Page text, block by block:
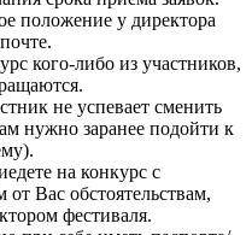
положение у директора
кого-либо из участников,
не успевает сменить
нужно заранее подойти к
на конкурс с
Вас обстоятельствам,
фестиваля.